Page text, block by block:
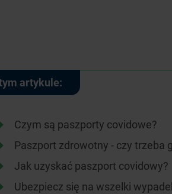
artykule:
Czym są paszporty covidowe?
Paszport zdrowotny - czy trzeba
Jak uzyskać paszport covidowy?
Ubezpiecz się na wszelki